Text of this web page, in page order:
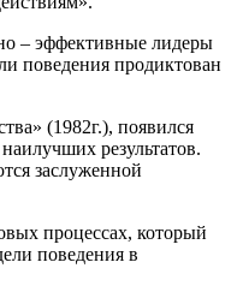
– эффективные лидеры
поведения продиктован
(1982г.), появился
наилучших результатов.
заслуженной
процессах, который
поведения в